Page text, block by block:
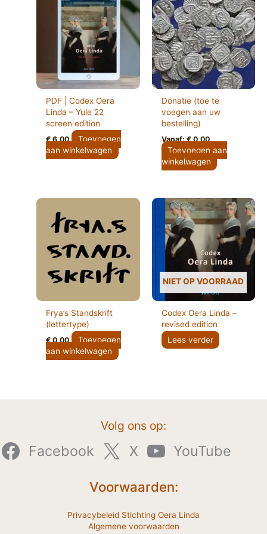
PDF | Codex Oera
Linda – Yule 22
screen edition
€6,00
Toevoegen
aan winkelwagen
Donatie (toe te
voegen aan uw
bestelling)
Vanaf:€0,00
Toevoegen aan
winkelwagen
Frya’s Standskrift
(lettertype)
€0,00
Toevoegen
aan winkelwagen
NIET OP VOORRAAD
Codex Oera Linda –
revised edition
Lees verder
Volg ons op:
Facebook X YouTube
Voorwaarden:
Privacybeleid Stichting Oera Linda
Algemene voorwaarden